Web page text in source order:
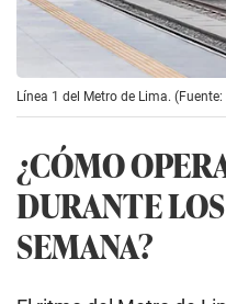
Línea 1 del Metro de Lima.
¿CÓMO
DURANTE
SEMANA?